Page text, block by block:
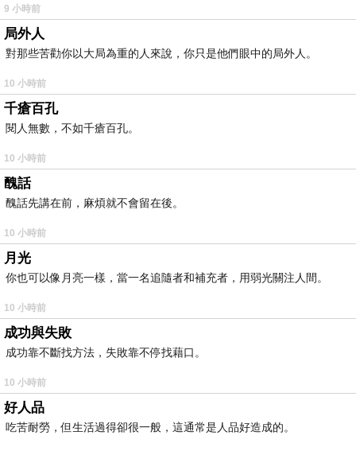
9 小時前
局外人
對那些苦勸你以大局為重的人來說，你只是他們眼中的局外人。
10 小時前
千瘡百孔
閱人無數，不如千瘡百孔。
10 小時前
醜話
醜話先講在前，麻煩就不會留在後。
10 小時前
月光
你也可以像月亮一樣，當一名追隨者和補充者，用弱光關注人間。
10 小時前
成功與失敗
成功靠不斷找方法，失敗靠不停找藉口。
10 小時前
好人品
吃苦耐勞，但生活過得卻很一般，這通常是人品好造成的。